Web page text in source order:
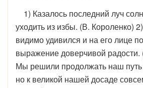
1) Казалось последний луч
уходить из избы. (В. Короленко)
видимо удивился и на его лице
выражение доверчивой радости.
Мы решили продолжать наш путь
но к великой нашей досаде